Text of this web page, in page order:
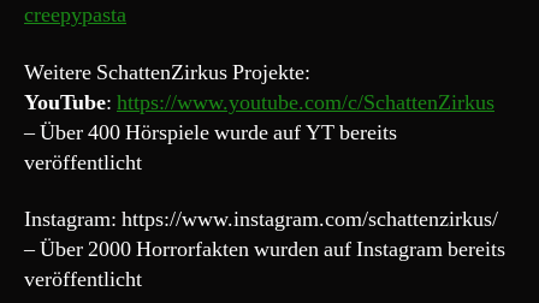
creepypasta
Weitere SchattenZirkus Projekte:
YouTube: https://www.youtube.com/c/SchattenZirkus
– Über 400 Hörspiele wurde auf YT bereits
veröffentlicht
Instagram: https://www.instagram.com/schattenzirkus/
– Über 2000 Horrorfakten wurden auf Instagram bereits
veröffentlicht